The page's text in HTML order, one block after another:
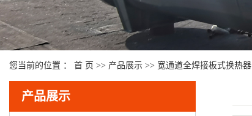
您当前的位置 ： 首 页 >> 产品展示 >> 宽通道全焊接板式换热器
产品展示